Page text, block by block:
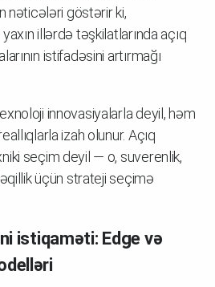
nəticələri göstərir ki,
illərdə təşkilatlarında açıq
istifadəsini artırmağı
innovasiyalarla deyil, həm
izah olunur. Açıq
seçim deyil — o, suverenlik,
üçün strateji seçimə
istiqaməti: Edge və